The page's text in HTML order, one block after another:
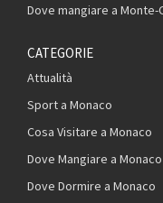
Dove mangiare a
CATEGORIE
Attualità
Sport a Monaco
Cosa Visitare a Monaco
Dove Mangiare a Monaco
Dove Dormire a Monaco